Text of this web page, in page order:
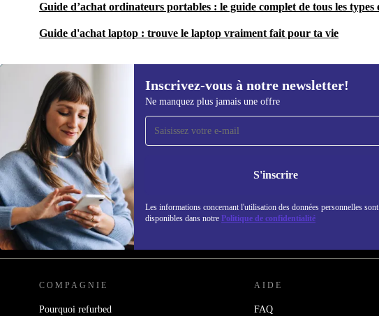
Guide d’achat ordinateurs portables : le guide complet de tous les types
Guide d'achat laptop : trouve le laptop vraiment fait pour ta vie
Inscrivez-vous à notre newsletter!
Ne manquez plus jamais une offre
S'inscrire
Les informations concernant l'utilisation des données personnelles sont
disponibles dans notre Politique de confidentialité
Recevoir offres et infos de
refurbed par mail
Ne manquez plus aucune offre.
Retrouvez les informations sur
REFURBED FRANCE - RETHINK NEW.
COMPAGNIE
Pourquoi refurbed
AIDE
FAQ